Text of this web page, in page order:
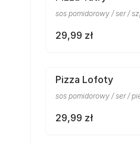
sos pomidorowy / ser /
29,99 zł
Pizza Lofoty
sos pomidorowy / ser /
29,99 zł